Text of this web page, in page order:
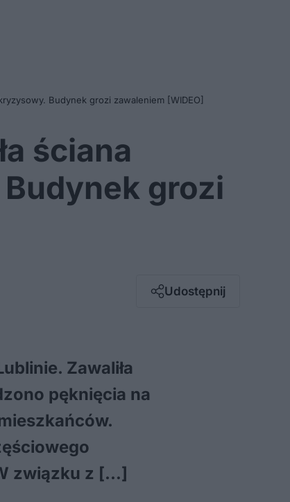
Budynek grozi zawaleniem [WIDEO]
ściana
grozi
Udostępnij
Messenger
Zawaliła
pęknięcia na
związku z […]